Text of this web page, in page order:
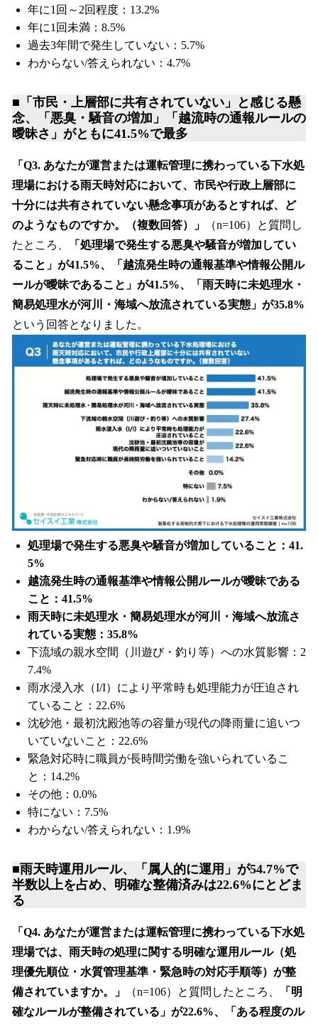
年に1回～2回程度：13.2%
年に1回未満：8.5%
過去3年間で発生していない：5.7%
わからない/答えられない：4.7%
■「市民・上層部に共有されていない」と感じる懸
念、「悪臭・騒音の増加」「越流時の通報ルールの
曖昧さ」がともに41.5%で最多
「Q3. あなたが運営または運転管理に携わっている下水処
理場における雨天時対応において、市民や行政上層部に
十分には共有されていない懸念事項があるとすれば、ど
のようなものですか。（複数回答）」
（n=106）と質問し
たところ、
「処理場で発生する悪臭や騒音が増加してい
ること」が41.5%、「越流発生時の通報基準や情報公開ル
ールが曖昧であること」が41.5%、「雨天時に未処理水・
簡易処理水が河川・海域へ放流されている実態」が35.8%
という回答となりました。
処理場で発生する悪臭や騒音が増加していること：41.
5%
越流発生時の通報基準や情報公開ルールが曖昧である
こと：41.5%
雨天時に未処理水・簡易処理水が河川・海域へ放流さ
れている実態：35.8%
下流域の親水空間（川遊び・釣り等）への水質影響：2
7.4%
雨水浸入水（I/I）により平常時も処理能力が圧迫され
ていること：22.6%
沈砂池・最初沈殿池等の容量が現代の降雨量に追いつ
いていないこと：22.6%
緊急対応時に職員が長時間労働を強いられているこ
と：14.2%
その他：0.0%
特にない：7.5%
わからない/答えられない：1.9%
■雨天時運用ルール、「属人的に運用」が54.7%で
半数以上を占め、明確な整備済みは22.6%にとどま
る
「Q4. あなたが運営または運転管理に携わっている下水処
理場では、雨天時の処理に関する明確な運用ルール（処
理優先順位・水質管理基準・緊急時の対応手順等）が整
備されていますか。」
（n=106）と質問したところ、
「明
確なルールが整備されている」が22.6%、「ある程度のル